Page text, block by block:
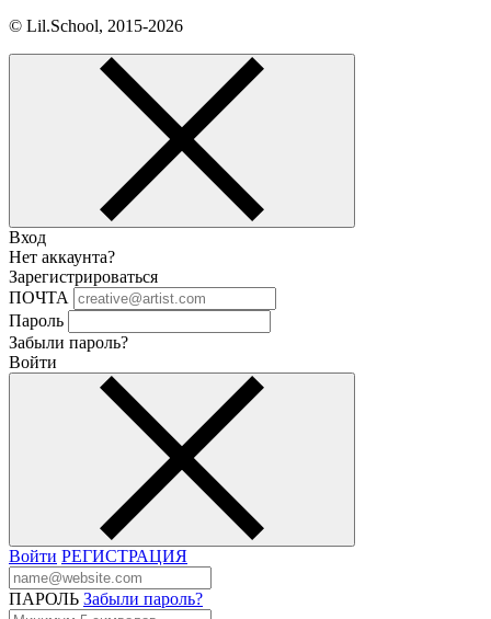
© Lil.School, 2015‐2026
Вход
Нет аккаунта?
Зарегистрироваться
ПОЧТА
Пароль
Забыли пароль?
Войти
Войти РЕГИСТРАЦИЯ
ПАРОЛЬ Забыли пароль?